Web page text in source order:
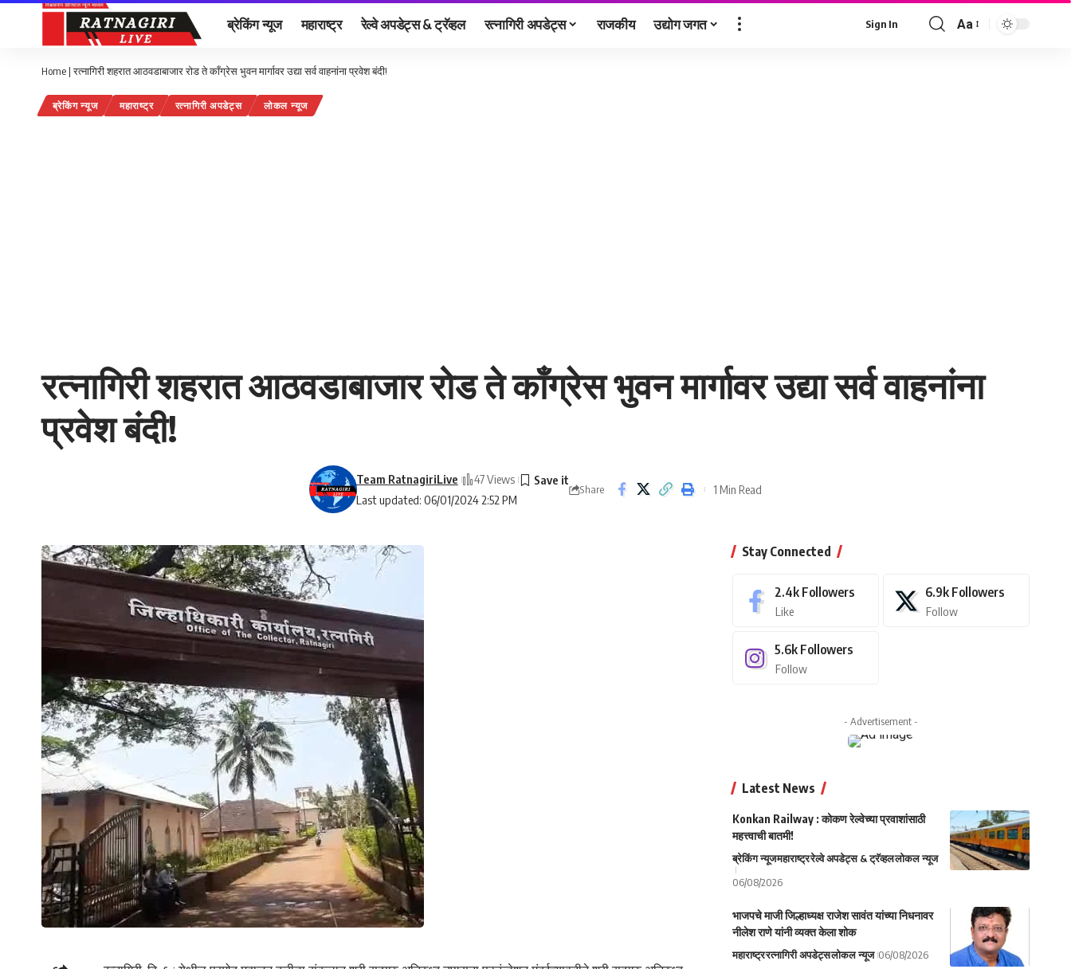
ब्रेकिंग न्यूज महाराष्ट्र रेल्वे अपडेट्स & ट्रॅव्हल रत्नागिरी अपडेट्स राजकीय उद्योग जगत Sign In
Font
Aa
Home |रत्नागिरी शहरात आठवडाबाजार रोड ते काँग्रेस भुवन मार्गावर उद्या सर्व वाहनांना प्रवेश बंदी!
ब्रेकिंग न्यूज महाराष्ट्र रत्नागिरी अपडेट्स लोकल न्यूज
रत्नागिरी शहरात आठवडाबाजार रोड ते काँग्रेस भुवन मार्गावर उद्या सर्व वाहनांना
प्रवेश बंदी!
Last updated: 06/01/2024 2:52 PM
Team RatnagiriLive 47 Views
Share 1 Min Read
Stay Connected
2.4k Followers
Like
6.9k Followers
Follow
5.6k Followers
Follow
- Advertisement -
Latest News
Konkan Railway : कोकण रेल्वेच्या प्रवाशांसाठी
महत्त्वाची बातमी!
ब्रेकिंग न्यूजमहाराष्ट्ररेल्वे अपडेट्स & ट्रॅव्हललोकल न्यूज
06/08/2026
भाजपचे माजी जिल्हाध्यक्ष राजेश सावंत यांच्या निधनावर
नीलेश राणे यांनी व्यक्त केला शोक
महाराष्ट्ररत्नागिरी अपडेट्सलोकल न्यूज 06/08/2026